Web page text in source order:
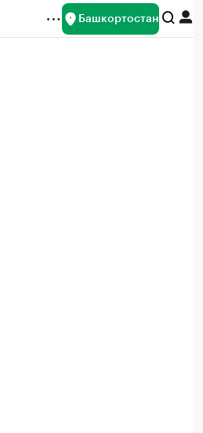
Башкортостан